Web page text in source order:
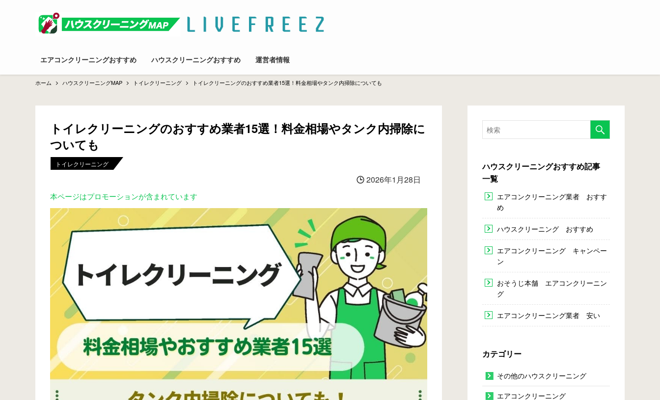
エアコンクリーニングおすすめ ハウスクリーニングおすすめ 運営者情報
ホーム ハウスクリーニングMAP トイレクリーニング トイレクリーニングのおすすめ業者15選！料金相場やタンク内掃除についても
トイレクリーニングのおすすめ業者15選！料金相場やタンク内掃除に
ついても
トイレクリーニング
2026年1月28日
本ページはプロモーションが含まれています
ハウスクリーニングおすすめ記事
一覧
エアコンクリーニング業者 おすす
め
ハウスクリーニング おすすめ
エアコンクリーニング キャンペー
ン
おそうじ本舗 エアコンクリーニン
グ
エアコンクリーニング業者 安い
カテゴリー
その他のハウスクリーニング
エアコンクリーニング